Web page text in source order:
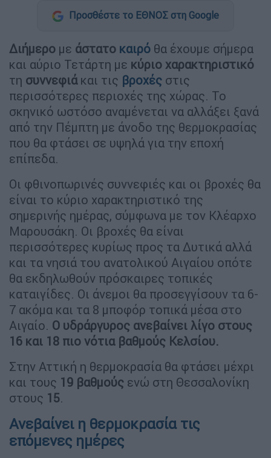
Προσθέστε το ΕΘΝΟΣ στη Google
Διήμερο με άστατο καιρό θα έχουμε σήμερα
και αύριο Τετάρτη με κύριο χαρακτηριστικό
τη συννεφιάκαι τις βροχές στις
περισσότερες περιοχές της χώρας. Το
σκηνικό ωστόσο αναμένεται να αλλάξει ξανά
από την Πέμπτη με άνοδο της θερμοκρασίας
που θα φτάσει σε υψηλά για την εποχή
επίπεδα.
Οι φθινοπωρινές συννεφιές και οι βροχές θα
είναι το κύριο χαρακτηριστικό της
σημερινής ημέρας, σύμφωνα με τον Κλέαρχο
Μαρουσάκη. Οι βροχές θα είναι
περισσότερες κυρίως προς τα Δυτικά αλλά
και τα νησιά του ανατολικού Αιγαίου οπότε
θα εκδηλωθούν πρόσκαιρες τοπικές
καταιγίδες. Οι άνεμοι θα προσεγγίσουν τα 6-
7 ακόμα και τα 8 μποφόρ τοπικά μέσα στο
Αιγαίο. Ο υδράργυρος ανεβαίνει λίγο στους
16 και 18 πιο νότια βαθμούς Κελσίου.
Στην Αττική η θερμοκρασία θα φτάσει μέχρι
και τους 19 βαθμούς ενώ στη Θεσσαλονίκη
στους 15.
Ανεβαίνει η θερμοκρασία τις
επόμενες ημέρες